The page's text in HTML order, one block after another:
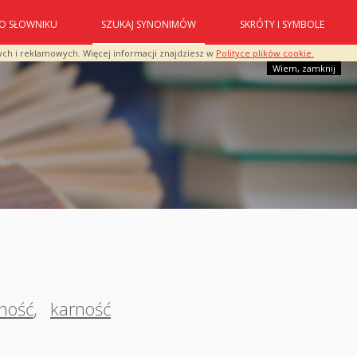
i reklamowych. Więcej informacji znajdziesz w Polityce plików cookie.
Wiem, zamknij
O SŁOWNIKU SZUKAJ SYNONIMÓW SKRÓTY I SYMBOLE
, karność